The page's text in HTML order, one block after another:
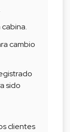
cabina.
cambio
sido
clientes